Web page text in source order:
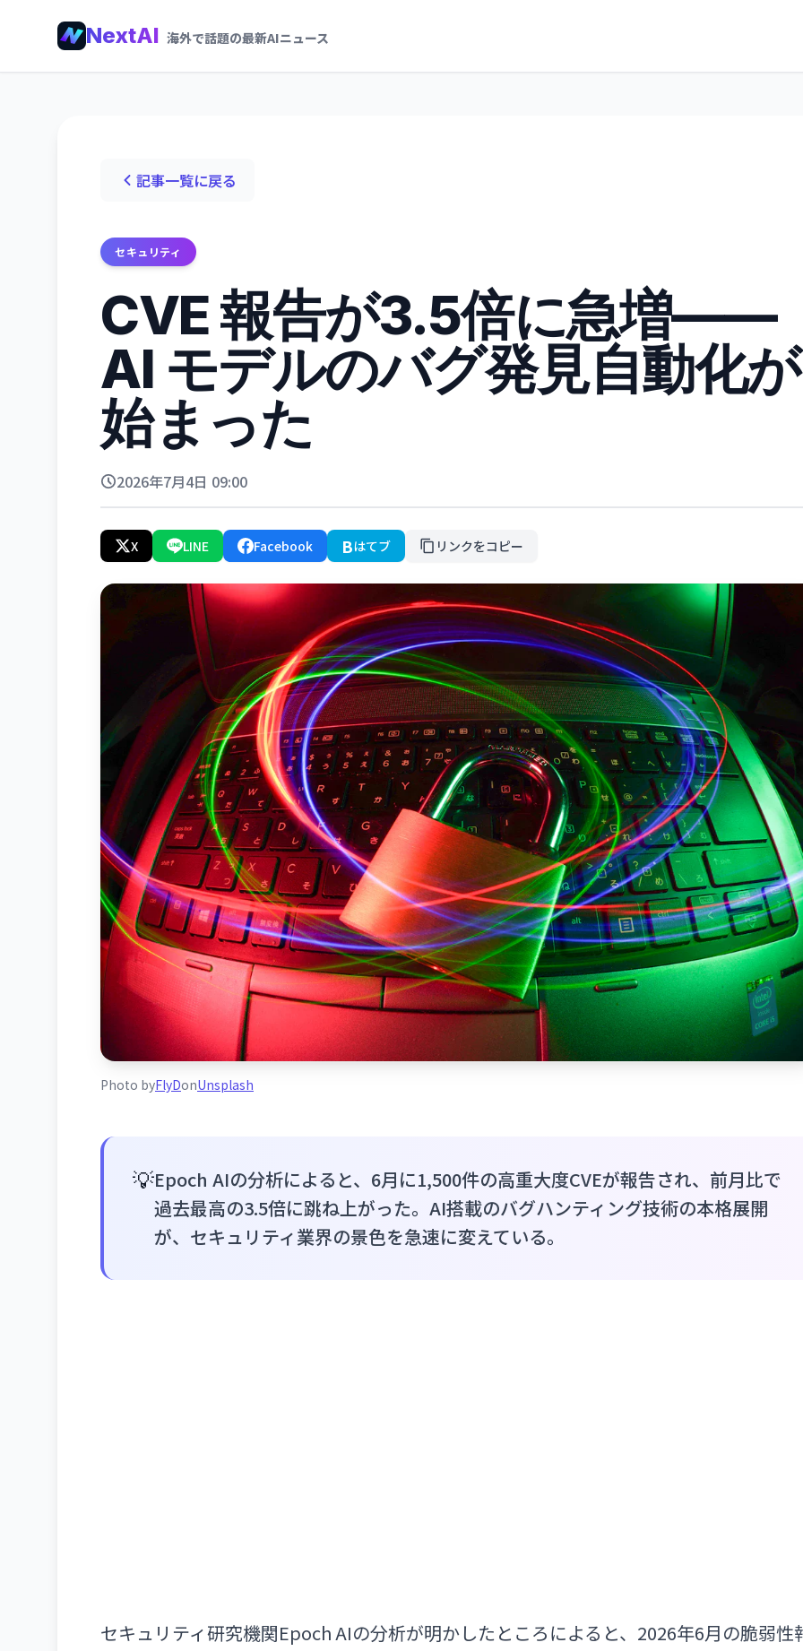
NextAI 海外で話題の最新AIニュース
記事一覧に戻る
セキュリティ
CVE 報告が3.5倍に急増——
AI モデルのバグ発見自動化が
始まった
2026年7月4日 09:00
X LINE Facebook Bはてブ リンクをコピー
Photo byFlyDonUnsplash
💡Epoch AIの分析によると、6月に1,500件の高重大度CVEが報告され、前月比で
過去最高の3.5倍に跳ね上がった。AI搭載のバグハンティング技術の本格展開
が、セキュリティ業界の景色を急速に変えている。
セキュリティ研究機関Epoch AIの分析が明かしたところによると、2026年6月の脆弱性